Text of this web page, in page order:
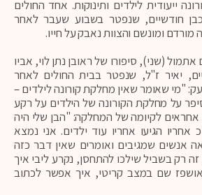
ייעודית לילדים ותינוקות. אחד החולים
חודשיים, שנפטר בשבוע שעבר לאחר
ומונשם והצוות נאבק על חייו.
(שני), סיפורו של ראובן נתן לוי, אביו
יאיר ז"ל, שנפטר בבית החולים לאחר
"מי שאומר שאין מחלקת קורונה לילדים –
על מחלקת הקורונה של הילדים על רקע
לקיומה של המחלקה: "הבן שלי היה
הגיעו אחריו עוד ילדים. אני נמצא
אנשים שמגיבים ואומרים שאין דבר כזה
רק בשביל שילכו להתחסן, נקרע ליבי איך
שם במצב קריטי, איך אפשר לכתוב